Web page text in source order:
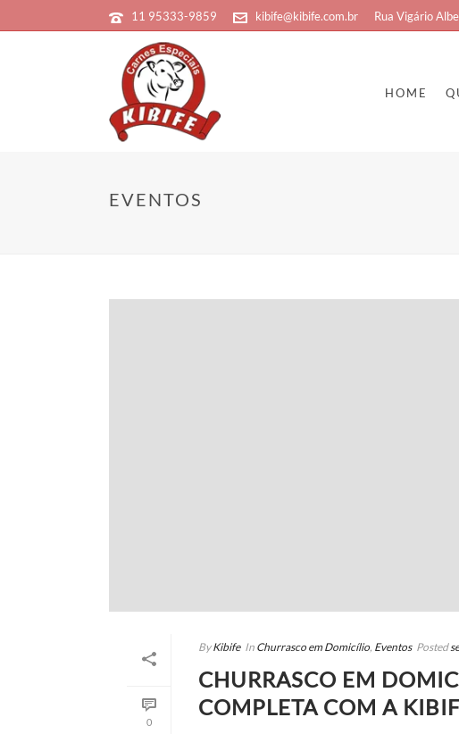
11 95333-9859 kibife@kibife.com.br Rua Vigário
HOME
EVENTOS
0
By Kibife In Churrasco em Domicílio, Eventos Posted
CHURRASCO EM
COMPLETA COM A